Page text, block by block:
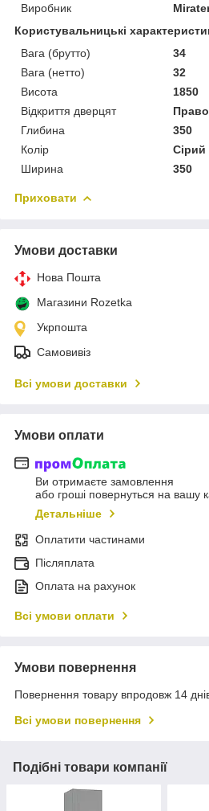
Виробник
Користувальницькі
Вага (брутто)
34
Вага (нетто)
32
Висота
1850
Відкриття дверцят
Глибина
350
Колір
Сірий
Ширина
350
Приховати
Умови доставки
Нова Пошта
Магазини Rozetka
Укрпошта
Самовивіз
Всі умови доставки
Умови оплати
Ви отримаєте замовлення
або гроші повернуться на вашу
Детальніше
Оплатити частинами
Післяплата
Оплата на рахунок
Всі умови оплати
Умови повернення
Повернення товару впродовж 14
Всі умови повернення
Подібні товари компанії